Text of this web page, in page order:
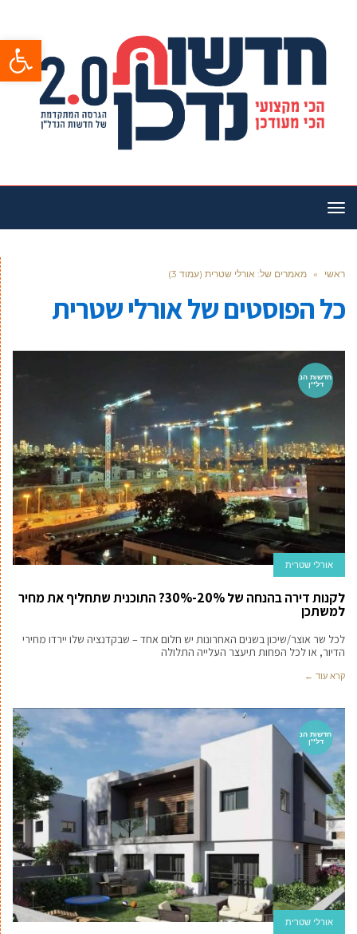
פתח
תפריט
ראשי » מאמרים של: אורלי שטרית (עמוד 3)
כל הפוסטים שלאורלי שטרית
חדשות הנ
דל''ן
אורלי שטרית
לקנות דירה בהנחה של 20%-30%? התוכנית שתחליף את מחיר
למשתכן
לכל שר אוצר/שיכון בשנים האחרונות יש חלום אחד – שבקדנציה שלו יירדו מחירי
הדיור, או לכל הפחות תיעצר העלייה התלולה
קרא עוד ←
חדשות הנ
דל''ן
אורלי שטרית